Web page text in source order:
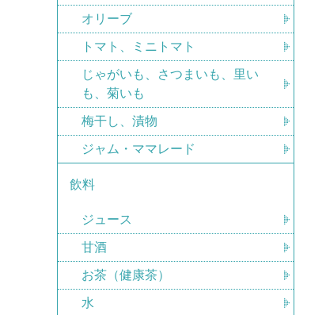
オリーブ
トマト、ミニトマト
じゃがいも、さつまいも、里い
も、菊いも
梅干し、漬物
ジャム・ママレード
飲料
ジュース
甘酒
お茶（健康茶）
水